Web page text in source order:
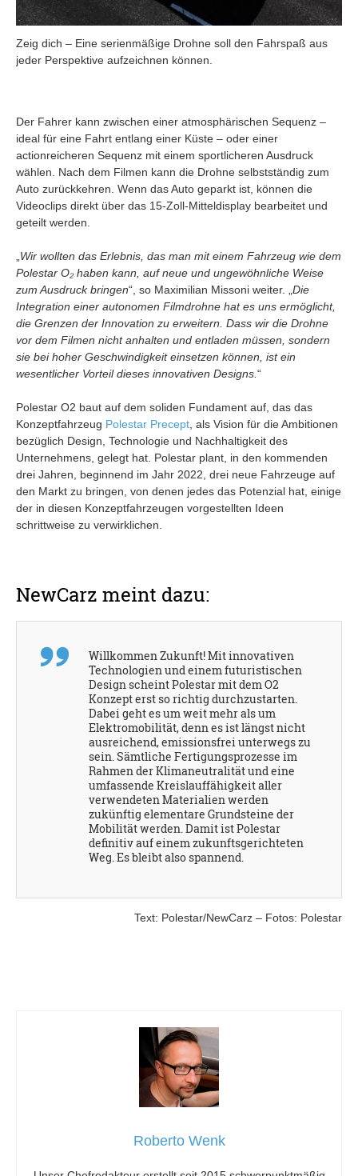
Zeig dich – Eine serienmäßige Drohne soll den Fahrspaß aus
jeder Perspektive aufzeichnen können.
Der Fahrer kann zwischen einer atmosphärischen Sequenz –
ideal für eine Fahrt entlang einer Küste – oder einer
actionreicheren Sequenz mit einem sportlicheren Ausdruck
wählen. Nach dem Filmen kann die Drohne selbstständig zum
Auto zurückkehren. Wenn das Auto geparkt ist, können die
Videoclips direkt über das 15-Zoll-Mitteldisplay bearbeitet und
geteilt werden.
Wir wollten das Erlebnis, das man mit einem Fahrzeug wie dem
Polestar O₂ haben kann, auf neue und ungewöhnliche Weise
zum Ausdruck bringen“, so Maximilian Missoni weiter. „ Die
Integration einer autonomen Filmdrohne hat es uns ermöglicht,
die Grenzen der Innovation zu erweitern. Dass wir die Drohne
vor dem Filmen nicht anhalten und entladen müssen, sondern
sie bei hoher Geschwindigkeit einsetzen können, ist ein
wesentlicher Vorteil dieses innovativen Designs. “
Polestar O2 baut auf dem soliden Fundament auf, das das
Konzeptfahrzeug Polestar Precept , als Vision für die Ambitionen
bezüglich Design, Technologie und Nachhaltigkeit des
Unternehmens, gelegt hat. Polestar plant, in den kommenden
drei Jahren, beginnend im Jahr 2022, drei neue Fahrzeuge auf
den Markt zu bringen, von denen jedes das Potenzial hat, einige
der in diesen Konzeptfahrzeugen vorgestellten Ideen
schrittweise zu verwirklichen.
NewCarz meint dazu:
Willkommen Zukunft! Mit innovativen
Technologien und einem futuristischen
Design scheint Polestar mit dem O2
Konzept erst so richtig durchzustarten.
Dabei geht es um weit mehr als um
Elektromobilität, denn es ist längst nicht
ausreichend, emissionsfrei unterwegs zu
sein. Sämtliche Fertigungsprozesse im
Rahmen der Klimaneutralität und eine
umfassende Kreislauffähigkeit aller
verwendeten Materialien werden
zukünftig elementare Grundsteine der
Mobilität werden. Damit ist Polestar
definitiv auf einem zukunftsgerichteten
Weg. Es bleibt also spannend.
Text: Polestar/NewCarz – Fotos: Polestar
Roberto Wenk